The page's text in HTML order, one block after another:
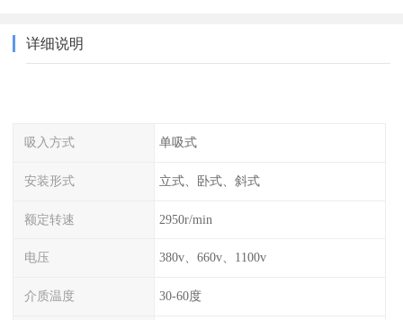
详细说明
吸入方式 单吸式
安装形式 立式、卧式、斜式
额定转速 2950r/min
电压 380v、660v、1100v
介质温度 30-60度